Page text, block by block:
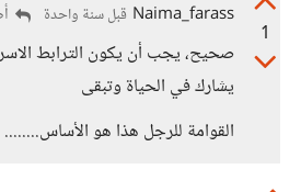
1
Naima_farass قبل سنة واحدة
صحيح، يجب أن يكون الترابط
يشارك في الحياة وتبقى
القوامة للرجل هذا هو الأساس........